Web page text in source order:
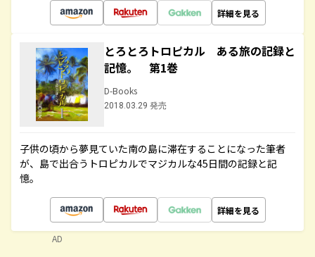
詳細を見る
とろとろトロピカル ある旅の記録と
記憶。 第1巻
D-Books
2018.03.29 発売
子供の頃から夢見ていた南の島に滞在することになった筆者
が、島で出合うトロピカルでマジカルな45日間の記録と記
憶。
詳細を見る
AD